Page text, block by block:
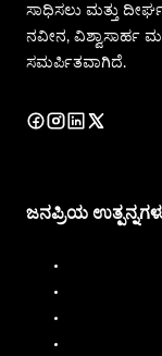
ಸಾಧಿಸಲು ಮತ್ತು
ನವೀನ, ವಿಶ್ವಾಸಾರ್ಹ
ಸಮರ್ಪಿತವಾಗಿದೆ.
ಜನಪ್ರಿಯ